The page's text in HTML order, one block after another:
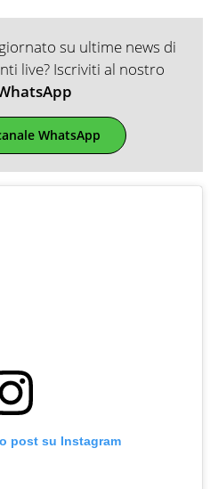
su ultime news di
live? Iscriviti al nostro
WhatsApp
post su Instagram